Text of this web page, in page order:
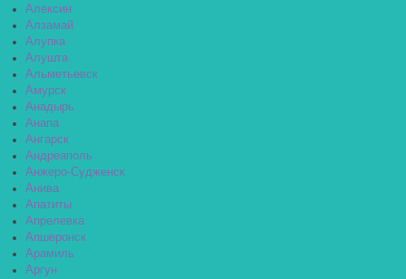
Алексин
Алзамай
Алупка
Алушта
Альметьевск
Амурск
Анадырь
Анапа
Ангарск
Андреаполь
Анжеро-Судженск
Анива
Апатиты
Апрелевка
Апшеронск
Арамиль
Аргун